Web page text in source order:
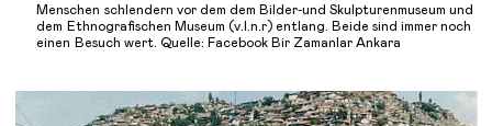
Menschen schlendern vor dem dem Bilder-und Skulpturenmuseum und
dem Ethnografischen Museum (v.l.n.r) entlang. Beide sind immer noch
einen Besuch wert. Quelle: Facebook Bir Zamanlar Ankara